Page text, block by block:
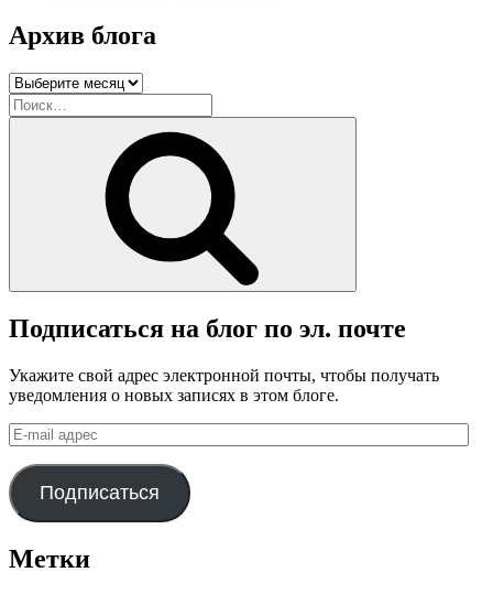
Архив блога
Архив
блога
Искать:
Подписаться на блог по эл. почте
Укажите свой адрес электронной почты, чтобы получать
уведомления о новых записях в этом блоге.
E-
mail
адрес
Подписаться
Метки